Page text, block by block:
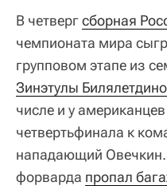
В четвергсборная
чемпионата мира
групповом этапе из
Зинэтулы
числе и у
четвертьфинала к
нападающий Овечкин.
форварда пропал